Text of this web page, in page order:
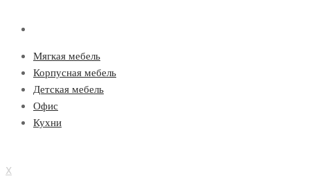
Мягкая мебель
Корпусная мебель
Детская мебель
Офис
Кухни
X